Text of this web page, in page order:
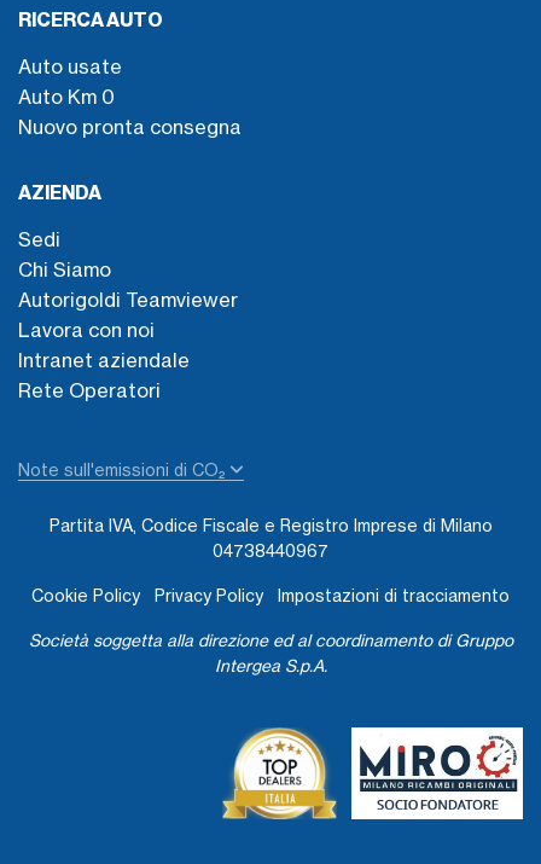
RICERCA AUTO
Auto usate
Auto Km 0
Nuovo pronta consegna
AZIENDA
Sedi
Chi Siamo
Autorigoldi Teamviewer
Lavora con noi
Intranet aziendale
Rete Operatori
Note sull'emissioni di CO₂
Partita IVA, Codice Fiscale e Registro Imprese di Milano
04738440967
Cookie Policy Privacy Policy Impostazioni di tracciamento
Società soggetta alla direzione ed al coordinamento di Gruppo
Intergea S.p.A.